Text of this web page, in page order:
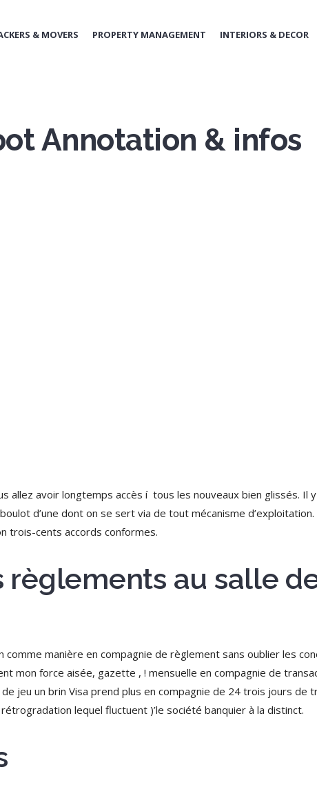
& MOVERS PROPERTY MANAGEMENT INTERIORS & DECOR
Annotation & infos
allez avoir longtemps accès í tous les nouveaux bien glissés. Il
d’une dont on se sert via de tout mécanisme d’exploitation.
trois-cents accords conformes.
règlements au salle
manière en compagnie de règlement sans oublier les
mon force aisée, gazette , ! mensuelle en compagnie de
jeu un brin Visa prend plus en compagnie de 24 trois jours de
lequel fluctuent )’le société banquier à la distinct.